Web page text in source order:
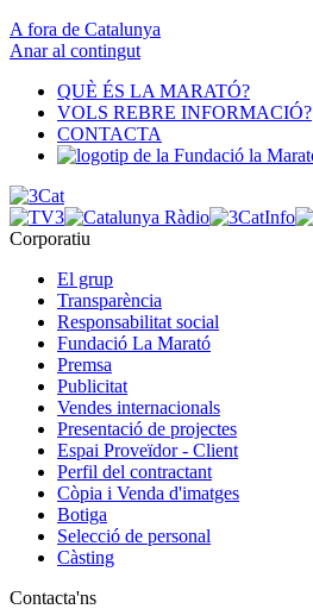
A fora de Catalunya
Anar al contingut
QUÈ ÉS LA MARATÓ?
VOLS REBRE INFORMACIÓ?
CONTACTA
Corporatiu
El grup
Transparència
Responsabilitat social
Fundació La Marató
Premsa
Publicitat
Vendes internacionals
Presentació de projectes
Espai Proveïdor - Client
Perfil del contractant
Còpia i Venda d'imatges
Botiga
Selecció de personal
Càsting
Contacta'ns